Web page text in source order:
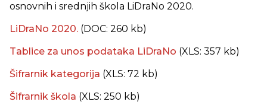
osnovnih i srednjih škola LiDraNo 2020.
LiDraNo 2020. (DOC: 260 kb)
Tablice za unos podataka LiDraNo (XLS: 357 kb)
Šifrarnik kategorija (XLS: 72 kb)
Šifrarnik škola (XLS: 250 kb)